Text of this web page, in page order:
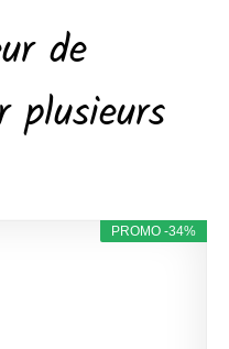
de
plusieurs
PROMO -34%